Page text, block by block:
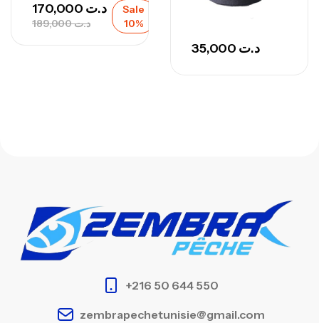
د.ت189,000
د.ت
Sale
10%
د.ت
+216 50 644 550
zembrapechetunisie@gmail.com